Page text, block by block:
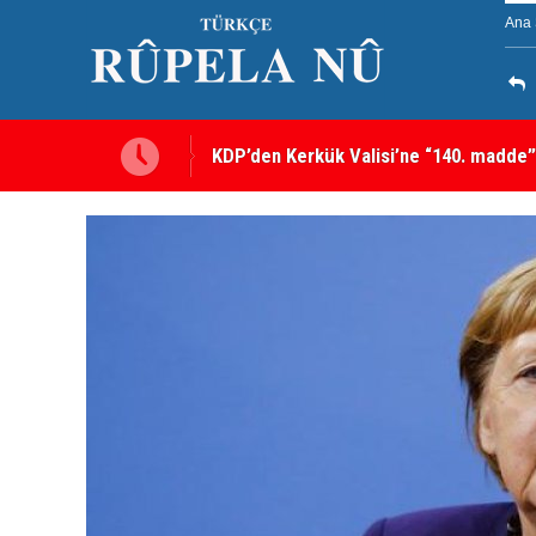
Ana
Kerkük’te Kürt partilerden 7 maddelik